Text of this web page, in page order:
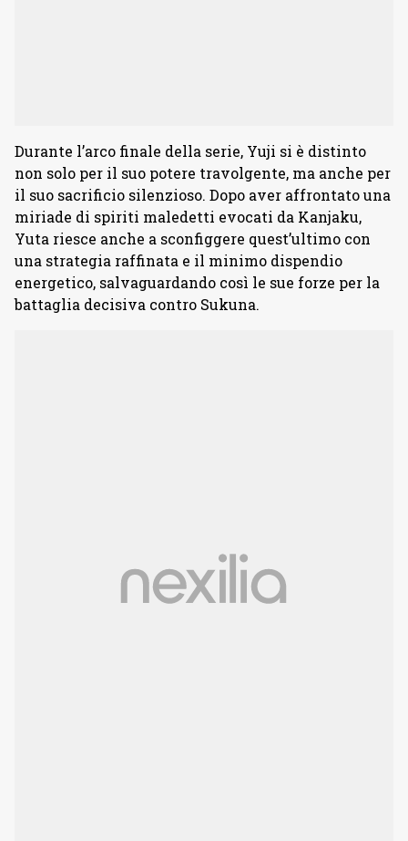
Durante l’arco finale della serie, Yuji si è distinto
non solo per il suo potere travolgente, ma anche per
il suo sacrificio silenzioso. Dopo aver affrontato una
miriade di spiriti maledetti evocati da Kanjaku,
Yuta riesce anche a sconfiggere quest’ultimo con
una strategia raffinata e il minimo dispendio
energetico, salvaguardando così le sue forze per la
battaglia decisiva contro Sukuna.